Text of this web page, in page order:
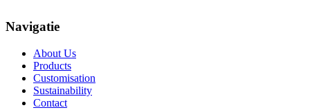
Navigatie
About Us
Products
Customisation
Sustainability
Contact